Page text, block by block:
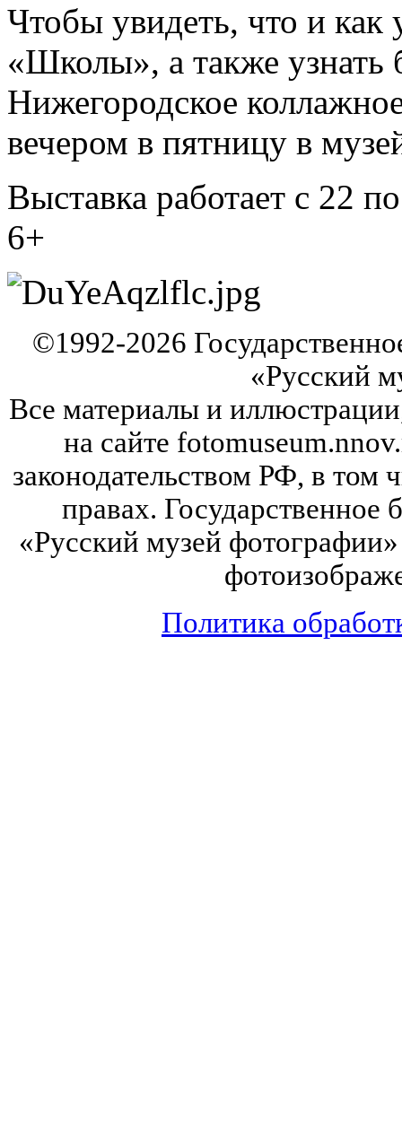
Чтобы увидеть, что и как
«Школы», а также
Нижегородское
вечером в пятницу в
Выставка работает с 22
6+
©1992-2026
«Русский
Все материалы и
на сайте
законодательством РФ, в том
правах.
«Русский музей
Политика